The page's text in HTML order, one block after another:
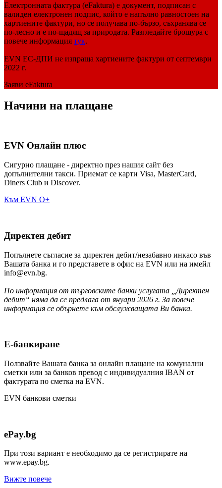
Електронната фактура (eFaktura) е документ, подписан с
валиден електронен подпис, който е напълно равностоен на
хартиените фактури, но се получава по-бързо, съхранява се
по-лесно и е по-щадящ за природата. Разгледайте брошура с
повече информация тук.
EVN EC-ДПИ не изпраща хартиените фактури от септември
2022 г.
Заяви eFaktura
Начини на плащане
EVN Онлайн плюс
Сигурно плащане - директно през нашия сайт без
допълнителни такси. Приемат се карти Visa, MasterCard,
Diners Club и Discover.
Към EVN О+
Директен дебит
Попълнете съгласие за директен дебит/незабавно инкасо във
Вашата банка и го представете в офис на EVN или на имейл
info@evn.bg.
По информация от търговските банки услугата „Директен
дебит“ няма да се предлага от януари 2026 г. За повече
информация се обърнете към обслужващата Ви банка.
Е-банкиране
Ползвайте Вашата банка за онлайн плащане на комунални
сметки или за банков превод с индивидуалния IBAN от
фактурата по сметка на EVN.
EVN банкови сметки
ePay.bg
При този вариант е необходимо да се регистрирате на
www.epay.bg.
Вижте повече